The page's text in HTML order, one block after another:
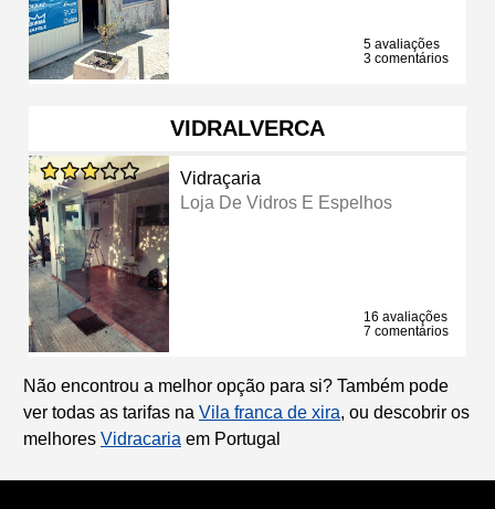
5 avaliações
3 comentários
VIDRALVERCA
Vidraçaria
Loja De Vidros E Espelhos
16 avaliações
7 comentários
Não encontrou a melhor opção para si? Também pode
ver todas as tarifas na Vila franca de xira, ou descobrir os
melhores Vidracaria em Portugal